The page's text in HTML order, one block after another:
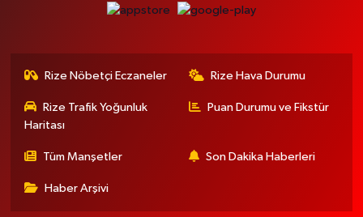
Rize Nöbetçi Eczaneler Rize Hava Durumu
Rize Trafik Yoğunluk
Haritası
Puan Durumu ve Fikstür
Tüm Manşetler Son Dakika Haberleri
Haber Arşivi